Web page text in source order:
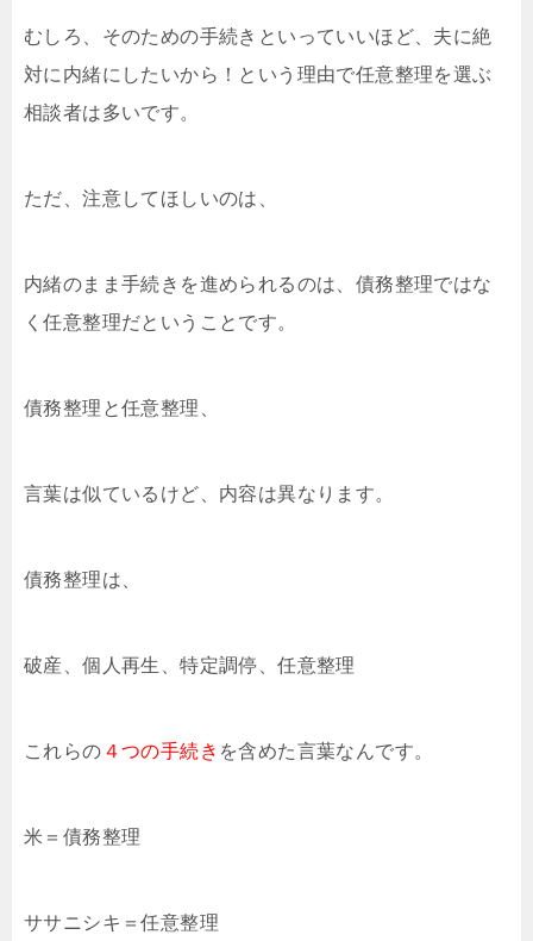
むしろ、そのための手続きといっていいほど、夫に絶
対に内緒にしたいから！という理由で任意整理を選ぶ
相談者は多いです。
ただ、注意してほしいのは、
内緒のまま手続きを進められるのは、債務整理ではな
く任意整理だということです。
債務整理と任意整理、
言葉は似ているけど、内容は異なります。
債務整理は、
破産、個人再生、特定調停、任意整理
これらの ４つの手続き を含めた言葉なんです。
米＝債務整理
ササニシキ＝任意整理